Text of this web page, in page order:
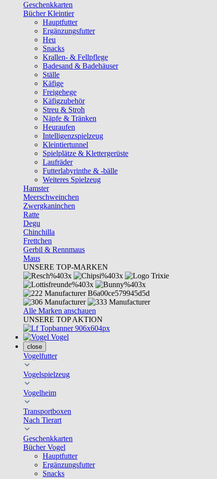
Geschenkkarten
Bücher Kleintier
Hauptfutter
Ergänzungsfutter
Heu
Snacks
Krallen- & Fellpflege
Badesand & Badehäuser
Ställe
Käfige
Freigehege
Käfigzubehör
Streu & Stroh
Näpfe & Tränken
Heuraufen
Intelligenzspielzeug
Kleintiertunnel
Spielplätze & Klettergerüste
Laufräder
Futterlabyrinthe & -bälle
Weiteres Spielzeug
Hamster
Meerschweinchen
Zwergkaninchen
Ratte
Degu
Chinchilla
Frettchen
Gerbil & Rennmaus
Maus
UNSERE TOP-MARKEN
Alle Marken anschauen
UNSERE TOP AKTION
Vogel
close
Vogelfutter
Vogelspielzeug
Vogelheim
Transportboxen
Nach Tierart
Geschenkkarten
Bücher Vogel
Hauptfutter
Ergänzungsfutter
Snacks